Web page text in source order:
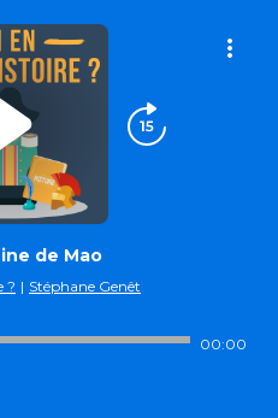
de Mao
? | Stéphane Genêt
00:00